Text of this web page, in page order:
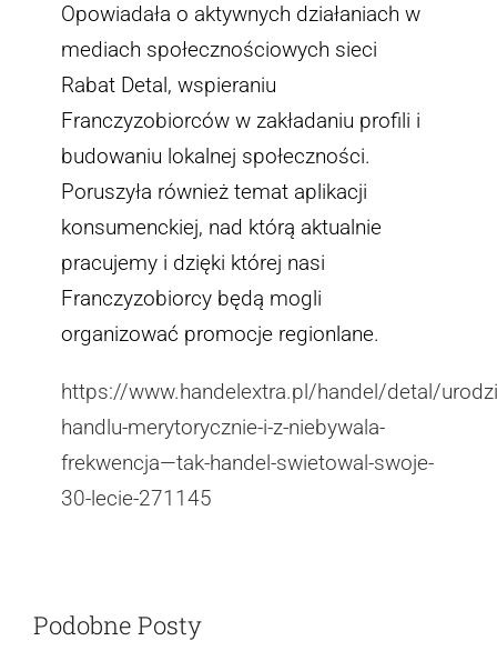
Opowiadała o aktywnych działaniach w
mediach społecznościowych sieci
Rabat Detal, wspieraniu
Franczyzobiorców w zakładaniu profili i
budowaniu lokalnej społeczności.
Poruszyła również temat aplikacji
konsumenckiej, nad którą aktualnie
pracujemy i dzięki której nasi
Franczyzobiorcy będą mogli
organizować promocje regionlane.
https://www.handelextra.pl/handel/detal/
handlu-merytorycznie-i-z-niebywala-
frekwencja—tak-handel-swietowal-swoje-
30-lecie-271145
Podobne Posty